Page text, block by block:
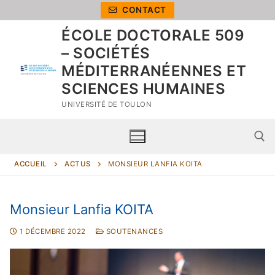
CONTACT
ÉCOLE DOCTORALE 509
– SOCIÉTÉS
MÉDITERRANÉENNES ET
SCIENCES HUMAINES
UNIVERSITÉ DE TOULON
ACCUEIL ACTUS MONSIEUR LANFIA KOITA
Monsieur Lanfia KOITA
1 DÉCEMBRE 2022 SOUTENANCES